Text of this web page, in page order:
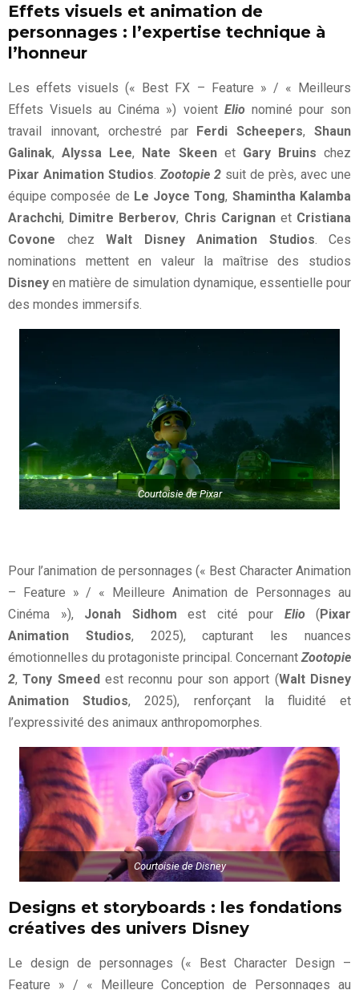
Effets visuels et animation de
personnages : l’expertise technique à
l’honneur
Les effets visuels (« Best FX – Feature » / « Meilleurs
Effets Visuels au Cinéma ») voient Elionominé pour son
travail innovant, orchestré par Ferdi Scheepers,Shaun
Galinak,Alyssa Lee, Nate Skeenet Gary Bruins chez
Pixar Animation Studios Zootopie 2 suit de près, avec une
équipe composée de Le Joyce Tong, Shamintha Kalamba
Arachchi, Dimitre Berberov, Chris Carignanet Cristiana
Covone chez Walt Disney Animation Studios . Ces
nominations mettent en valeur la maîtrise des studios
Disney en matière de simulation dynamique, essentielle pour
des mondes immersifs.
Courtoisie de Pixar
Pour l’animation de personnages (« Best Character Animation
– Feature » / « Meilleure Animation de Personnages au
Cinéma »), Jonah Sidhom est cité pour Elio(Pixar
Animation Studios, 2025), capturant les nuances
émotionnelles du protagoniste principal. ConcernantZootopie
2,Tony Smeedest reconnu pour son apport (Walt Disney
Animation Studios, 2025), renforçant la fluidité et
l’expressivité des animaux anthropomorphes.
Courtoisie de Disney
Designs et storyboards : les fondations
créatives des univers Disney
Le design de personnages (« Best Character Design –
Feature » / « Meilleure Conception de Personnages au